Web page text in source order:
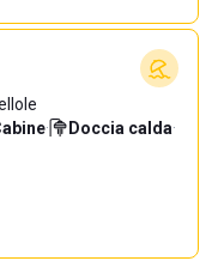
· Doccia calda·